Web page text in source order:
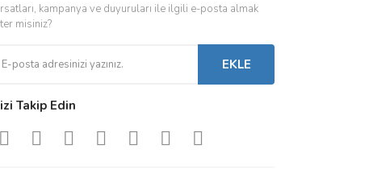
kampanya ve duyuruları ile ilgili e-posta almak
misiniz?
EKLE
Takip Edin